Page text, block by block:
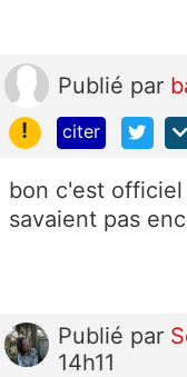
Publié par
!
citer
bon c'est
savaient pas
Publié par
14h11